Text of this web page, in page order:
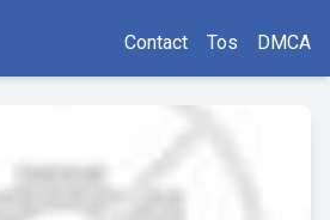
Contact Tos DMCA